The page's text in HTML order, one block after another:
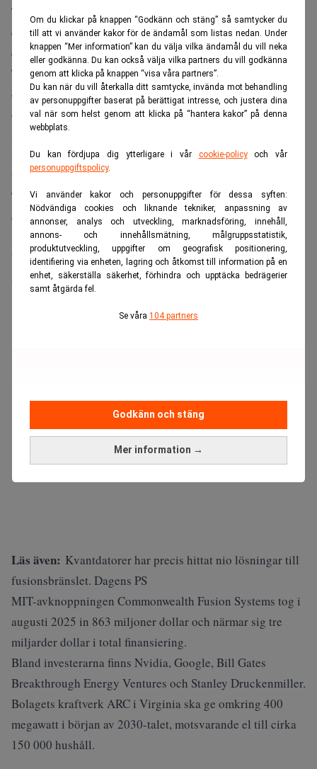
Om du klickar på knappen “Godkänn och stäng” så samtycker du
till att vi använder kakor för de ändamål som listas nedan. Under
knappen “Mer information” kan du välja vilka ändamål du vill neka
eller godkänna. Du kan också välja vilka partners du vill godkänna
genom att klicka på knappen “visa våra partners”.
Du kan när du vill återkalla ditt samtycke, invända mot behandling
av personuppgifter baserat på berättigat intresse, och justera dina
val när som helst genom att klicka på “hantera kakor” på denna
webbplats.
Du kan fördjupa dig ytterligare i vår cookie-policyoch vår
personuppgiftspolicy.
Vi använder kakor och personuppgifter för dessa syften:
Nödvändiga cookies och liknande tekniker, anpassning av
annonser, analys och utveckling, marknadsföring, innehåll,
annons- och innehållsmätning, målgruppsstatistik,
produktutveckling, uppgifter om geografisk positionering,
identifiering via enheten, lagring och åtkomst till information på en
enhet, säkerställa säkerhet, förhindra och upptäcka bedrägerier
samt åtgärda fel.
Se våra 104 partners
Mer information →
Godkänn och stäng
Tydligast är Helion Energy, som för tre år sedan tecknade
ett elköpsavtal med Microsoft om minst 50 megawatt från
ett kommersiellt fusionskraftverk till 2028.
Till skillnad från en avsiktsförklaring är avtalet bindande,
och Helion riskerar ekonomiska sanktioner från Microsoft
och nätpartnern Constellation Energy om tidsplanen
spricker.
Bolaget, som backas tungt av OpenAI-chefen Sam Altman,
tog i fjol in 465 miljoner dollar i en Series G-runda ledd av
Thrive Capital. Värderingen landade på 15,5 miljarder
dollar.
Anläggningen Orion byggs i Malaga i delstaten
Washington, strategiskt placerad nära Columbiafloden för
att kunna mata Microsofts molninfrastruktur.
Läs även: Kvantdatorer har precis hittat nio lösningar till
fusionsbränslet. Dagens PS
MIT-avknoppningen Commonwealth Fusion Systems tog i
augusti 2025 in 863 miljoner dollar och närmar sig tre
miljarder dollar i total finansiering.
Bland investerarna finns Nvidia, Google, Bill Gates
Breakthrough Energy Ventures och Stanley Druckenmiller.
Bolagets kraftverk ARC i Virginia ska ge omkring 400
megawatt i början av 2030-talet, motsvarande el till cirka
150 000 hushåll.